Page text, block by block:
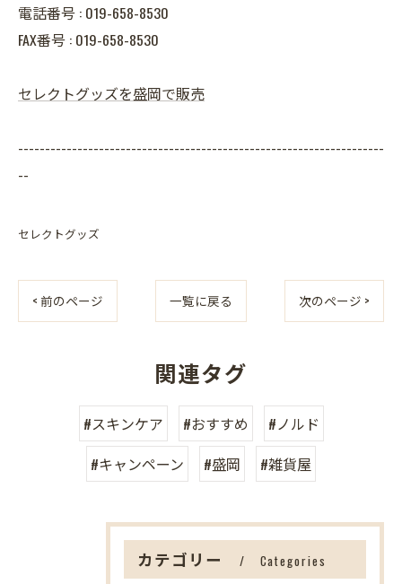
電話番号 : 019-658-8530
FAX番号 : 019-658-8530
セレクトグッズを盛岡で販売
--------------------------------------------------------------------
--
セレクトグッズ
< 前のページ 一覧に戻る 次のページ >
関連タグ
#スキンケア #おすすめ
#ノルド
#キャンペーン
#盛岡 #雑貨屋
カテゴリー Categories